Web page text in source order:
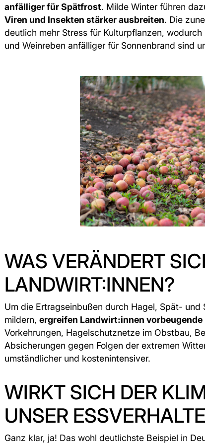
anfälliger für Spätfrost. Milde Winter führen
Viren und Insekten stärker ausbreiten. Die
deutlich mehr Stress für Kulturpflanzen,
und Weinreben anfälliger für Sonnenbrand sind
WAS VERÄNDERT
LANDWIRT:INNEN?
Um die Ertragseinbußen durch Hagel, Spät-
mildern, ergreifen Landwirt:innen vorbeugende
Vorkehrungen, Hagelschutznetze im Obstbau,
Absicherungen gegen Folgen der extremen
umständlicher und kostenintensiver.
WIRKT SICH DER
UNSER
Ganz klar, ja! Das wohl deutlichste Beispiel in